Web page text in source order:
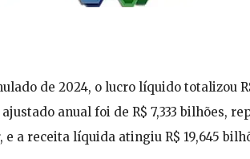
de 2024, o lucro líquido totalizou
anual foi de R$ 7,333 bilhões,
e a receita líquida atingiu R$ 19,645